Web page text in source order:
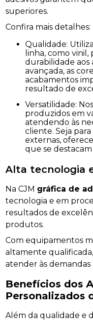
superiores.
Confira mais detalhes:
Qualidade: Utilizamos materiais de primeira
linha, como vinil,
durabilidade aos
avançada, as
acabamentos
resultado de
Versatilidade: Nossos adesivos podem ser
produzidos em
atendendo às
cliente. Seja
externas,
que se
Alta tecnologia
Na CJM gráfica de
tecnologia e em
resultados de
produtos.
Com equipamentos
altamente
atender às
Benefícios dos
Personalizados
Além da qualidade e